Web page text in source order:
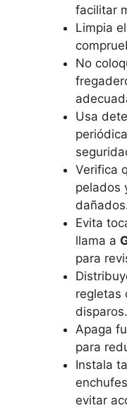
facilitar
Limpia el
No
Usa
Verifica
pelados
Evita
llama a
para
regletas
disparos.
Apaga
para
Instala
evitar